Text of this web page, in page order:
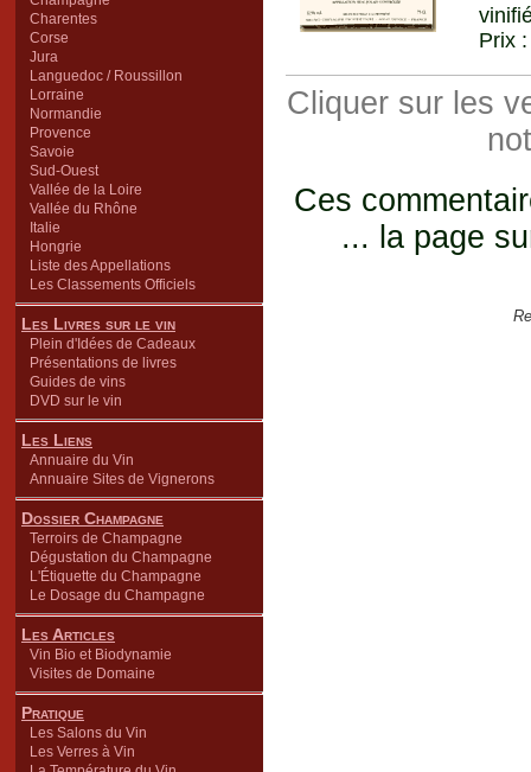
Charentes
Corse
Jura
Languedoc / Roussillon
Lorraine
Normandie
Provence
Savoie
Sud-Ouest
Vallée de la Loire
Vallée du Rhône
Italie
Hongrie
Liste des Appellations
Les Classements Officiels
Les Livres sur le vin
Plein d'Idées de Cadeaux
Présentations de livres
Guides de vins
DVD sur le vin
Les Liens
Annuaire du Vin
Annuaire Sites de Vignerons
Dossier Champagne
Terroirs de Champagne
Dégustation du Champagne
L'Étiquette du Champagne
Le Dosage du Champagne
Les Articles
Vin Bio et Biodynamie
Visites de Domaine
Pratique
Les Salons du Vin
Les Verres à Vin
Prix :
Cliquer sur les
Ces
... la page